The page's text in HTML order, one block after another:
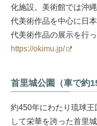
化施設。美術館では沖
代美術作品を中心に日
代美術作品の展示を行っ
https://okimu.jp/
首里城公園（車で約
約450年にわたり琉球
して栄華を誇った首里